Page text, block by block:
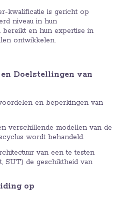
kwalificatie is gericht op
niveau in hun
en hun expertise in
ontwikkelen.
Doelstellingen van
en beperkingen van
verschillende modellen van de
wordt behandeld.
van een te testen
SUT) de geschiktheid van
op